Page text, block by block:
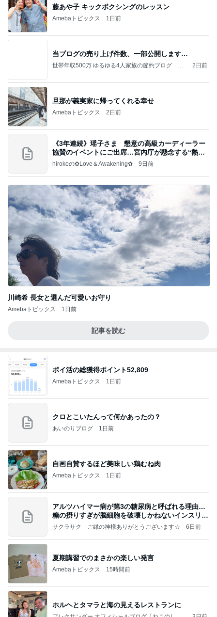
藤あや子 キックボクシングのレッスン
Amebaトピックス 1日前
当ブログの売り上げ件数、一部公開します…
世帯年収500万 ゆるゆる4人家族の節約ブログ 〜
2日前
旦那が義実家に帰ってくれる幸せ
Amebaトピックス 2日前
《3年連続》瑶子さま 懇意の高級カーディーラー
協賛のイベントにご出席…宮内庁が懸念する“熱心
すぎ
hirokoの✿Love＆Awakening✿ 9日前
川崎希 長女と選んだ可愛いお守り
Amebaトピックス 1日前
記事を読む
ポイ活の総獲得ポイント52,809
Amebaトピックス 1日前
クロとこいたんって何かあったの？
あいのりブログ 1日前
自画自賛するほど美味しい鶏むね肉
Amebaトピックス 1日前
アルツハイマー病が第3の糖尿病と呼ばれる理由…
糖の摂りすぎが脳細胞を破壊しかねないインスリン
の恐
サクラサク ご縁の神様ありがとうございます☆ 6日前
夏期講習でのまさかの楽しい発言
Amebaトピックス 15時間前
ホルヘとタマラと海の見えるレストランに